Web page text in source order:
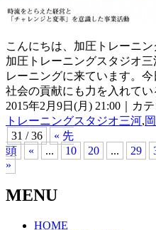
こんにちは、加圧トレーニ
加圧トレーニングスタジオ
レーニングに来ています。
社会の貢献にも力を入れてい
2015年2月9日(月) 21:00｜カテ
トレーニングスタジオ三河,
31 / 36
« 先
頭
« ... 10 20 ... 29
»
MENU
HOME